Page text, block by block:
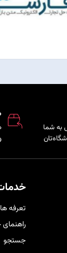
به شما
رفع
تعرفه ها
جستجو